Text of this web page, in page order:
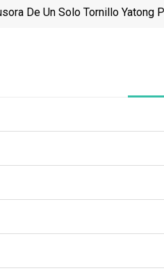
De Un Solo Tornillo Yatong